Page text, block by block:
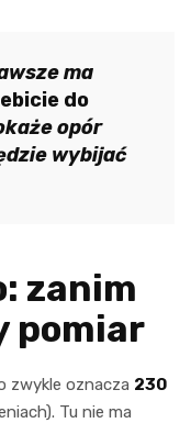
ma
do
opór
wybijać
zanim
pomiar
zwykle oznacza 230
Tu nie ma